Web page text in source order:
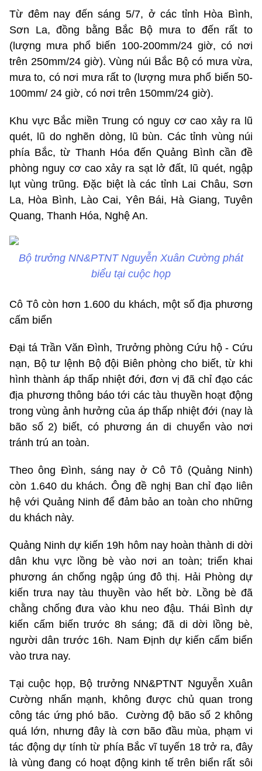
Từ đêm nay đến sáng 5/7, ở các tỉnh Hòa Bình,
Sơn La, đồng bằng Bắc Bộ mưa to đến rất to
(lượng mưa phổ biến 100-200mm/24 giờ, có nơi
trên 250mm/24 giờ). Vùng núi Bắc Bộ có mưa vừa,
mưa to, có nơi mưa rất to (lượng mưa phổ biến 50-
100mm/ 24 giờ, có nơi trên 150mm/24 giờ).
Khu vực Bắc miền Trung có nguy cơ cao xảy ra lũ
quét, lũ do nghẽn dòng, lũ bùn. Các tỉnh vùng núi
phía Bắc, từ Thanh Hóa đến Quảng Bình cần đề
phòng nguy cơ cao xảy ra sạt lở đất, lũ quét, ngập
lụt vùng trũng. Đặc biệt là các tỉnh Lai Châu, Sơn
La, Hòa Bình, Lào Cai, Yên Bái, Hà Giang, Tuyên
Quang, Thanh Hóa, Nghệ An.
Bộ trưởng NN&PTNT Nguyễn Xuân Cường phát
biểu tại cuộc họp
Cô Tô còn hơn 1.600 du khách, một số địa phương
cấm biển
Đại tá Trần Văn Đình, Trưởng phòng Cứu hộ - Cứu
nạn, Bộ tư lệnh Bộ đội Biên phòng cho biết, từ khi
hình thành áp thấp nhiệt đới, đơn vị đã chỉ đạo các
địa phương thông báo tới các tàu thuyền hoạt động
trong vùng ảnh hưởng của áp thấp nhiệt đới (nay là
bão số 2) biết, có phương án di chuyển vào nơi
tránh trú an toàn.
Theo ông Đình, sáng nay ở Cô Tô (Quảng Ninh)
còn 1.640 du khách. Ông đề nghị Ban chỉ đạo liên
hệ với Quảng Ninh để đảm bảo an toàn cho những
du khách này.
Quảng Ninh dự kiến 19h hôm nay hoàn thành di dời
dân khu vực lồng bè vào nơi an toàn; triển khai
phương án chống ngập úng đô thị. Hải Phòng dự
kiến trưa nay tàu thuyền vào hết bờ. Lồng bè đã
chằng chống đưa vào khu neo đậu. Thái Bình dự
kiến cấm biến trước 8h sáng; đã di dời lồng bè,
người dân trước 16h. Nam Định dự kiến cấm biển
vào trưa nay.
Tại cuộc họp, Bộ trưởng NN&PTNT Nguyễn Xuân
Cường nhấn mạnh, không được chủ quan trong
công tác ứng phó bão. Cường độ bão số 2 không
quá lớn, nhưng đây là cơn bão đầu mùa, phạm vi
tác động dự tính từ phía Bắc vĩ tuyến 18 trở ra, đây
là vùng đang có hoạt động kinh tế trên biển rất sôi